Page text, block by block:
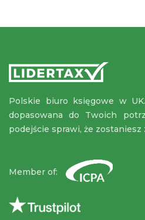
Polskie biuro księgowe w
dopasowana do Twoich
podejście sprawi, że zostaniesz
Member of: